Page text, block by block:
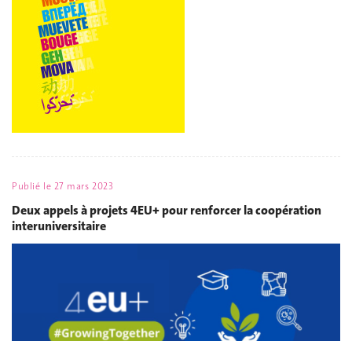
Publié le 27 mars 2023
Deux appels à projets 4EU+ pour renforcer la coopération
interuniversitaire